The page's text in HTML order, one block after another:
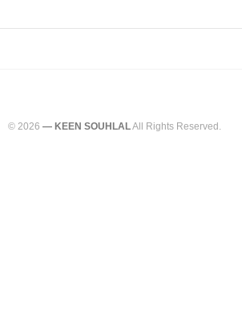
© 2026 — KEEN SOUHLALAll Rights Reserved.